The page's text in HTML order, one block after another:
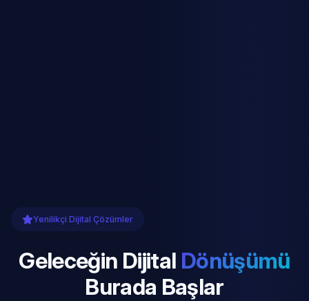
Yenilikçi Dijital Çözümler
Geleceğin Dijital Dönüşümü
Burada Başlar